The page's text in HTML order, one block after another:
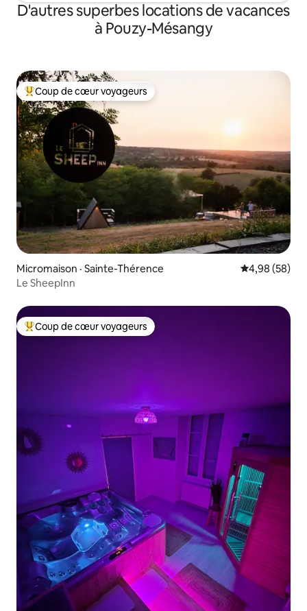
D'autres superbes locations de vacances
à Pouzy-Mésangy
Coup de cœur voyageurs parmi les plus aimés
Coup de cœur voyageurs
Micromaison · Sainte-Thérence Note
4,98 (58)
Le SheepInn
Coup de cœur voyageurs parmi les plus aimés
Coup de cœur voyageurs